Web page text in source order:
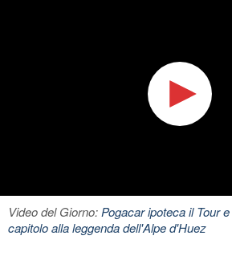
Video del Giorno:Pogacar ipoteca il Tour
capitolo alla leggenda dell'Alpe d'Huez